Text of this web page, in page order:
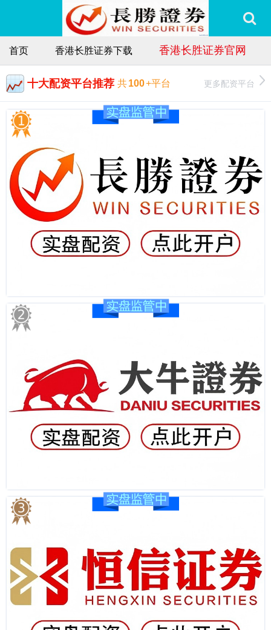
首页 香港长胜证券下载 香港长胜证券官网
十大配资平台推荐 共100+平台 更多配资平台